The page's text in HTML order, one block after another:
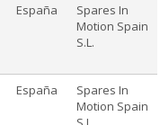
España
Spares In
Motion Spain
S.L.
España
Spares In
Motion Spain